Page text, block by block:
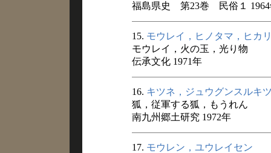
福島県史 第23巻 民俗１ 1964
15. モウレイ，ヒノタマ，ヒカ
モウレイ，火の玉，光り物
伝承文化 1971年
16. キツネ，ジュウグンスルキ
狐，従軍する狐，もうれん
南九州郷土研究 1972年
17. モウレン，ユウレイセン